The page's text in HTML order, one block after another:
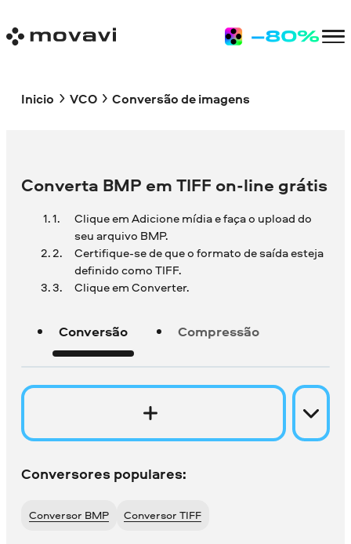
Inicio VCO Conversão de imagens
Converta BMP em TIFF on-line grátis
Clique em Adicione mídia e faça o upload do
seu arquivo BMP.
Certifique-se de que o formato de saída esteja
definido como TIFF.
Clique em Converter.
Conversão Compressão
Conversores populares:
Conversor BMP Conversor TIFF